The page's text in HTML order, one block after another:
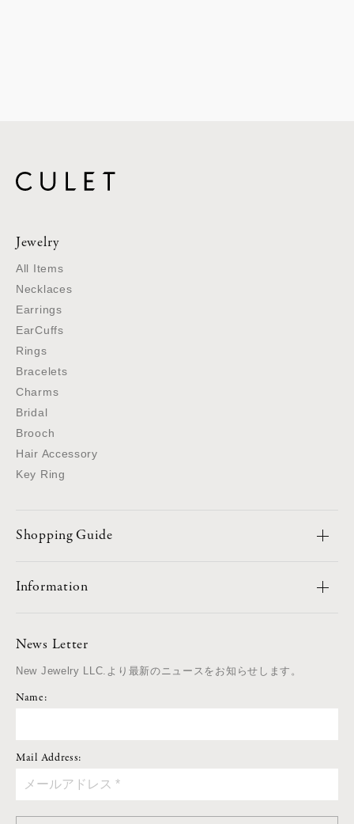
Jewelry
All Items
Necklaces
Earrings
EarCuffs
Rings
Bracelets
Charms
Bridal
Brooch
Hair Accessory
Key Ring
Shopping Guide
Information
News Letter
New Jewelry LLC.より最新のニュースをお知らせします。
Name:
Mail Address: